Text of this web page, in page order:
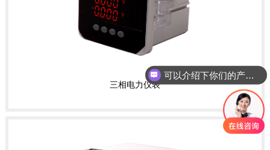
三相电力仪表
可以介绍下你们的产品么？